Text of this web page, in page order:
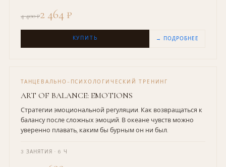
4 400 ₽2 464 ₽
КУПИТЬ → ПОДРОБНЕЕ
ТАНЦЕВАЛЬНО-ПСИХОЛОГИЧЕСКИЙ ТРЕНИНГ
ART OF BALANCE: EMOTIONS
Стратегии эмоциональной регуляции. Как возвращаться к
балансу после сложных эмоций. В океане чувств можно
уверенно плавать, каким бы бурным он ни был.
3 ЗАНЯТИЯ · 6 Ч